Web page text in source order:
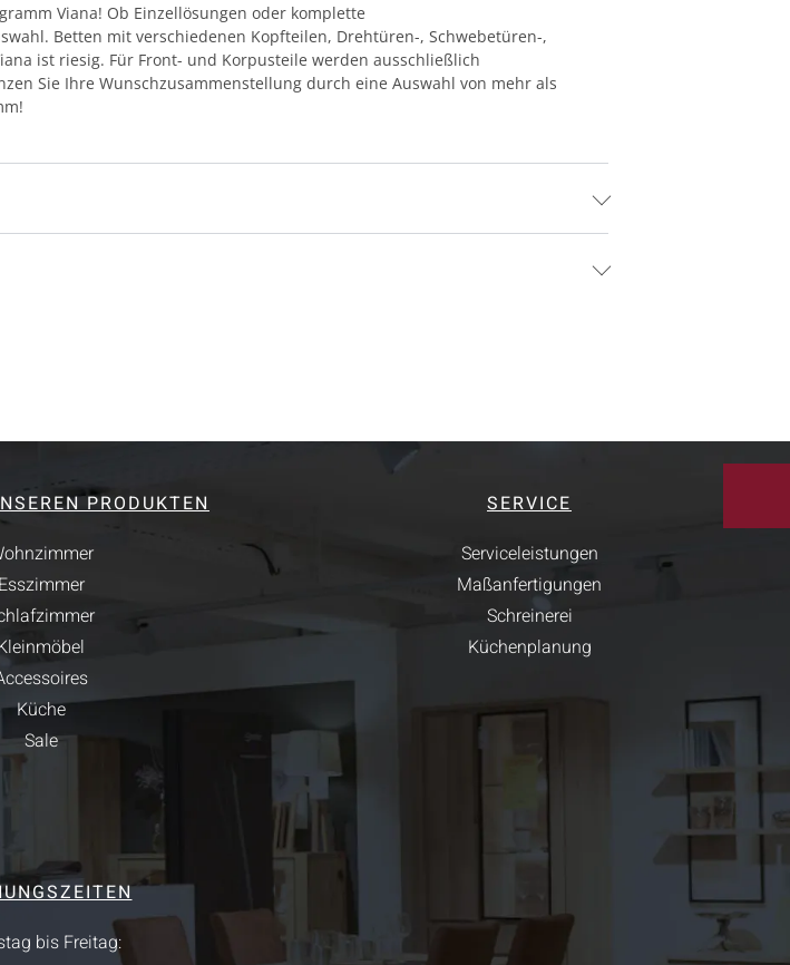
Viana! Ob Einzellösungen oder komplette
Betten mit verschiedenen Kopfteilen, Drehtüren-, Schwebetüren-,
ist riesig. Für Front- und Korpusteile werden ausschließlich
Sie Ihre Wunschzusammenstellung durch eine Auswahl von mehr als
PRODUKTEN
Esszimmer
Küche
Sale
SERVICE
Serviceleistungen
Maßanfertigungen
Schreinerei
Küchenplanung
bis Freitag: